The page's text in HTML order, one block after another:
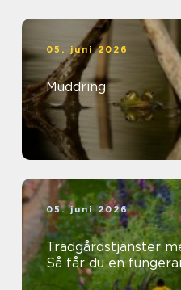
05. juni 2026
Muddring
05. juni 2026
Trädgårdstjänster
Så får du en